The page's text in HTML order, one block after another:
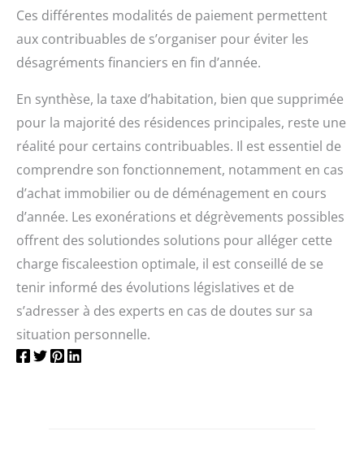
Ces différentes modalités de paiement permettent
aux contribuables de s’organiser pour éviter les
désagréments financiers en fin d’année.
En synthèse, la taxe d’habitation, bien que supprimée
pour la majorité des résidences principales, reste une
réalité pour certains contribuables. Il est essentiel de
comprendre son fonctionnement, notamment en cas
d’achat immobilier ou de déménagement en cours
d’année. Les exonérations et dégrèvements possibles
offrent des solutiondes solutions pour alléger cette
charge fiscaleestion optimale, il est conseillé de se
tenir informé des évolutions législatives et de
s’adresser à des experts en cas de doutes sur sa
situation personnelle.